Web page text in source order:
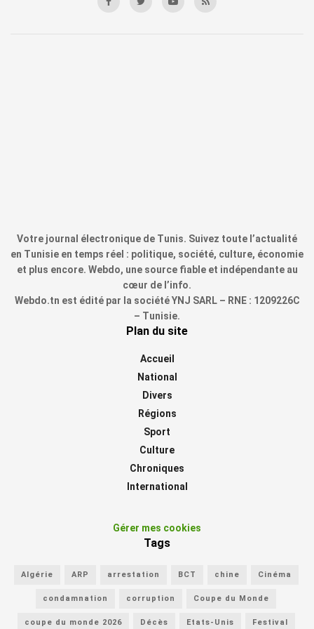
Votre journal électronique de Tunis. Suivez toute l’actualité
en Tunisie en temps réel : politique, société, culture, économie
et plus encore. Webdo, une source fiable et indépendante au
cœur de l’info.
Webdo.tn est édité par la société YNJ SARL – RNE : 1209226C
– Tunisie.
Plan du site
Accueil
National
Divers
Régions
Sport
Culture
Chroniques
International
Gérer mes cookies
Tags
Algérie ARP arrestation BCT chine Cinéma
condamnation corruption Coupe du Monde
coupe du monde 2026 Décès Etats-Unis Festival